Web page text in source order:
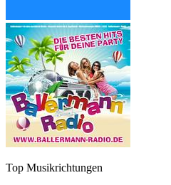
Top Musikrichtungen